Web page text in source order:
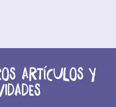
artículos y